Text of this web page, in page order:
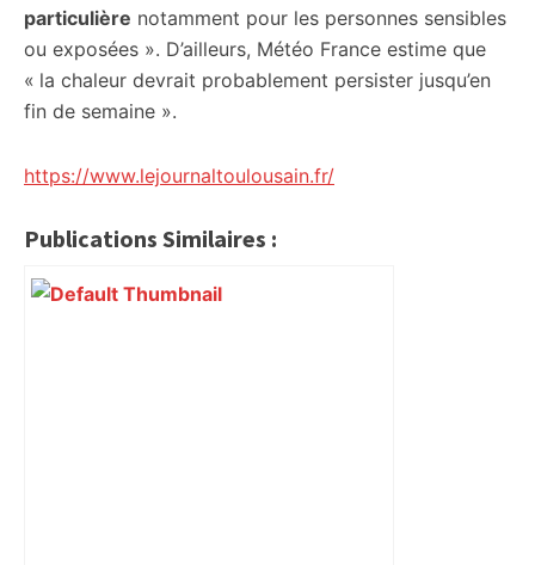
particulière notamment pour les personnes sensibles
ou exposées ». D’ailleurs, Météo France estime que
« la chaleur devrait probablement persister jusqu’en
fin de semaine ».
https://www.lejournaltoulousain.fr/
Publications Similaires :